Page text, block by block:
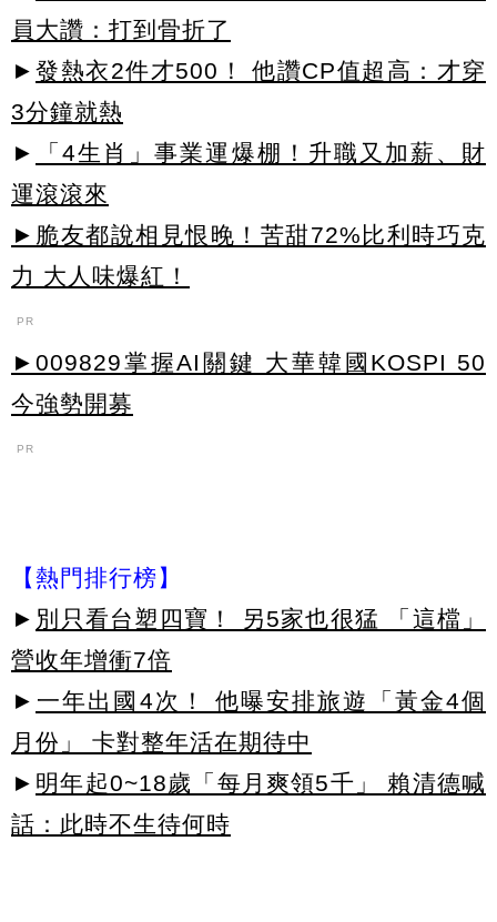
員大讚：打到骨折了
► 發熱衣2件才500！ 他讚CP值超高：才穿
3分鐘就熱
►
「4生肖」事業運爆棚！升職又加薪、財
運滾滾來
►脆友都說相見恨晚！苦甜72%比利時巧克
力 大人味爆紅！
PR
►009829掌握AI關鍵 大華韓國KOSPI 50
今強勢開募
PR
【熱門排行榜】
► 別只看台塑四寶！ 另5家也很猛 「這檔」
營收年增衝7倍
► 一年出國4次！ 他曝安排旅遊「黃金4個
月份」 卡對整年活在期待中
► 明年起0~18歲「每月爽領5千」 賴清德喊
話：此時不生待何時